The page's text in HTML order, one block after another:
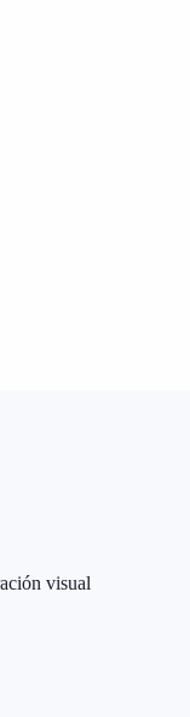
visual